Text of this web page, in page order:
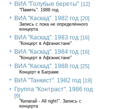
ВИА "Голубые береты" [12]
"Память". 1988 год
ВИА "Каскад". 1982 год [20]
Запись с пока не определённого
концерта
ВИА "Каскад". 1983 год [16]
"Концерт в Афганистане"
ВИА "Каскад". 1984 год [16]
"Концерт в Афганистане"
ВИА "Каскад". 1988 год [25]
Концерт в Баграме
ВИА "Танкист". 1982 год [19]
Группа "Контраст". 1986 год
[9]
"Килагай - All right!". Запись с
концерта